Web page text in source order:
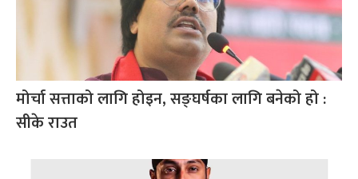
मोर्चा सत्ताको लागि होइन, सङ्घर्षका लागि बनेको हो :
सीके राउत